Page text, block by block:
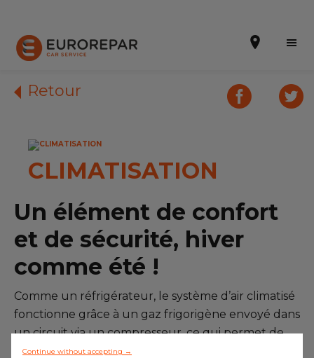
Prendre un rendez-vous
Notre enseigne
Nos promotions
Notre actualité
Nos prestations
Notre gamme de pièces
Contactez nous
Retour
CLIMATISATION
Un élément de confort
et de sécurité, hiver
comme été !
Comme un réfrigérateur, le système d’air climatisé
fonctionne grâce à un gaz frigorigène envoyé dans
un circuit via un compresseur, ce qui permet de
refroidir l’air ambiant et d’évacuer la chaleur. Là
Continue without accepting →